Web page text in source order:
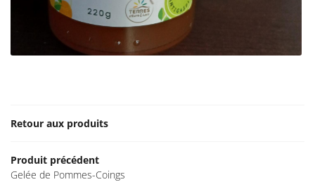
– BOUTIQUE
Retour aux produits
Produit précédent
Gelée de Pommes-Coings